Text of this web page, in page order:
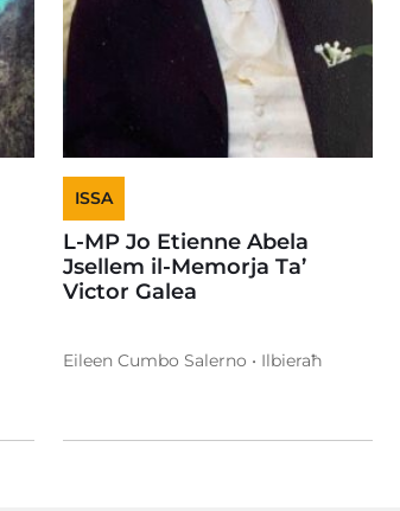
ISSA
L-MP Jo Etienne Abela
Jsellem il-Memorja Ta’
Victor Galea
Eileen Cumbo Salerno • Ilbieraħ